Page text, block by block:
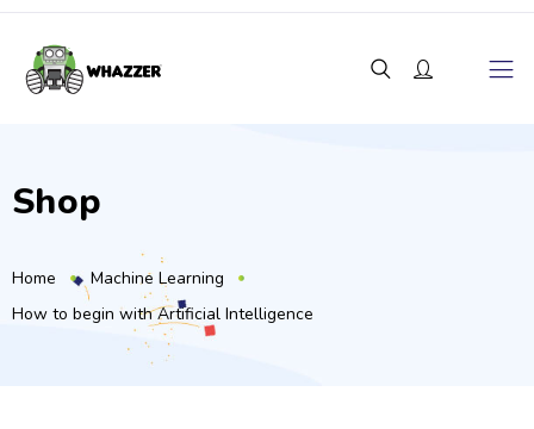
Shop
Home
Machine Learning
How to begin with Artificial Intelligence